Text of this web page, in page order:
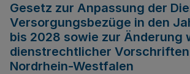
Gesetz zur Anpassung der
Versorgungsbezüge in den
bis 2028 sowie zur Änderung
dienstrechtlicher Vorschriften
Nordrhein-Westfalen